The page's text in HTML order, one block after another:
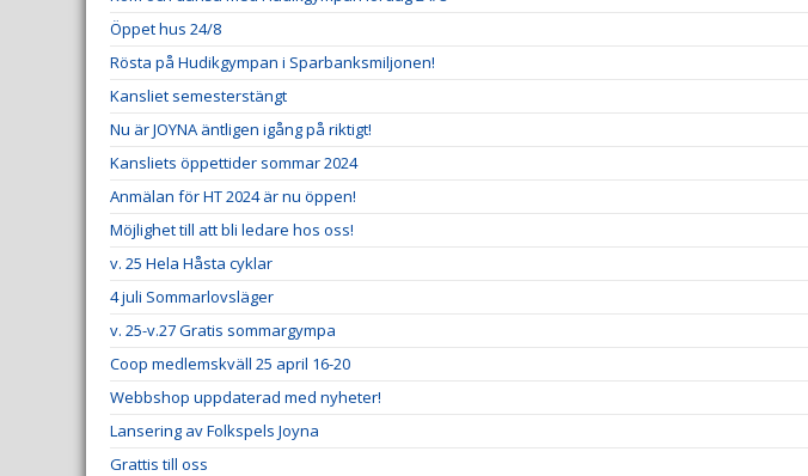
Öppet hus 24/8
Rösta på Hudikgympan i Sparbanksmiljonen!
Kansliet semesterstängt
Nu är JOYNA äntligen igång på riktigt!
Kansliets öppettider sommar 2024
Anmälan för HT 2024 är nu öppen!
Möjlighet till att bli ledare hos oss!
v. 25 Hela Håsta cyklar
4 juli Sommarlovsläger
v. 25-v.27 Gratis sommargympa
Coop medlemskväll 25 april 16-20
Webbshop uppdaterad med nyheter!
Lansering av Folkspels Joyna
Grattis till oss